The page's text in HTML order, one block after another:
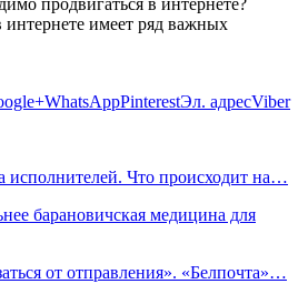
продвигаться в интернете?
имеет ряд важных
WhatsAppPinterestЭл. адресViber
исполнителей. Что происходит на…
барановичская медицина для
от отправления». «Белпочта»…